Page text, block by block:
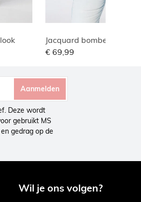
Jacquard bomber jasje
€ 69,99
Aanmelden
Deze wordt
gebruikt MS
gedrag op de
Wil je ons volgen?